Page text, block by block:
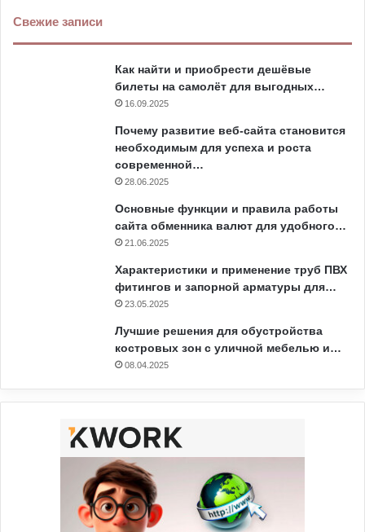
Свежие записи
Как найти и приобрести дешёвые
билеты на самолёт для выгодных…
16.09.2025
Почему развитие веб-сайта становится
необходимым для успеха и роста
современной…
28.06.2025
Основные функции и правила работы
сайта обменника валют для удобного…
21.06.2025
Характеристики и применение труб ПВХ
фитингов и запорной арматуры для…
23.05.2025
Лучшие решения для обустройства
костровых зон с уличной мебелью и…
08.04.2025